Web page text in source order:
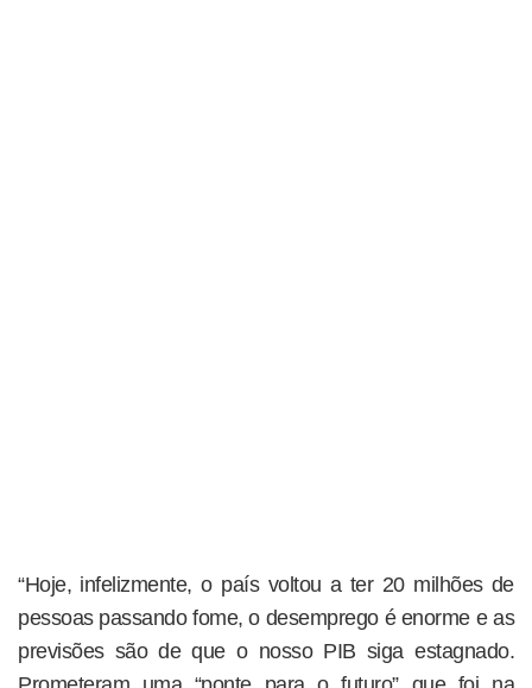
“Hoje, infelizmente, o país voltou a ter 20 milhões de
pessoas passando fome, o desemprego é enorme e as
previsões são de que o nosso PIB siga estagnado.